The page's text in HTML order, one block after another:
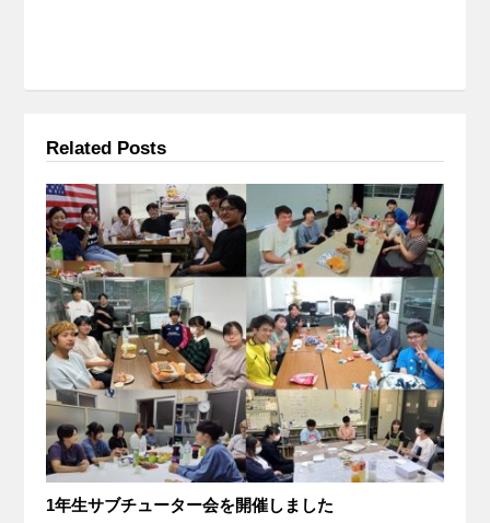
Related Posts
1年生サブチューター会を開催しました